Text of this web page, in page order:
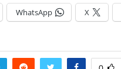
X
WhatsApp